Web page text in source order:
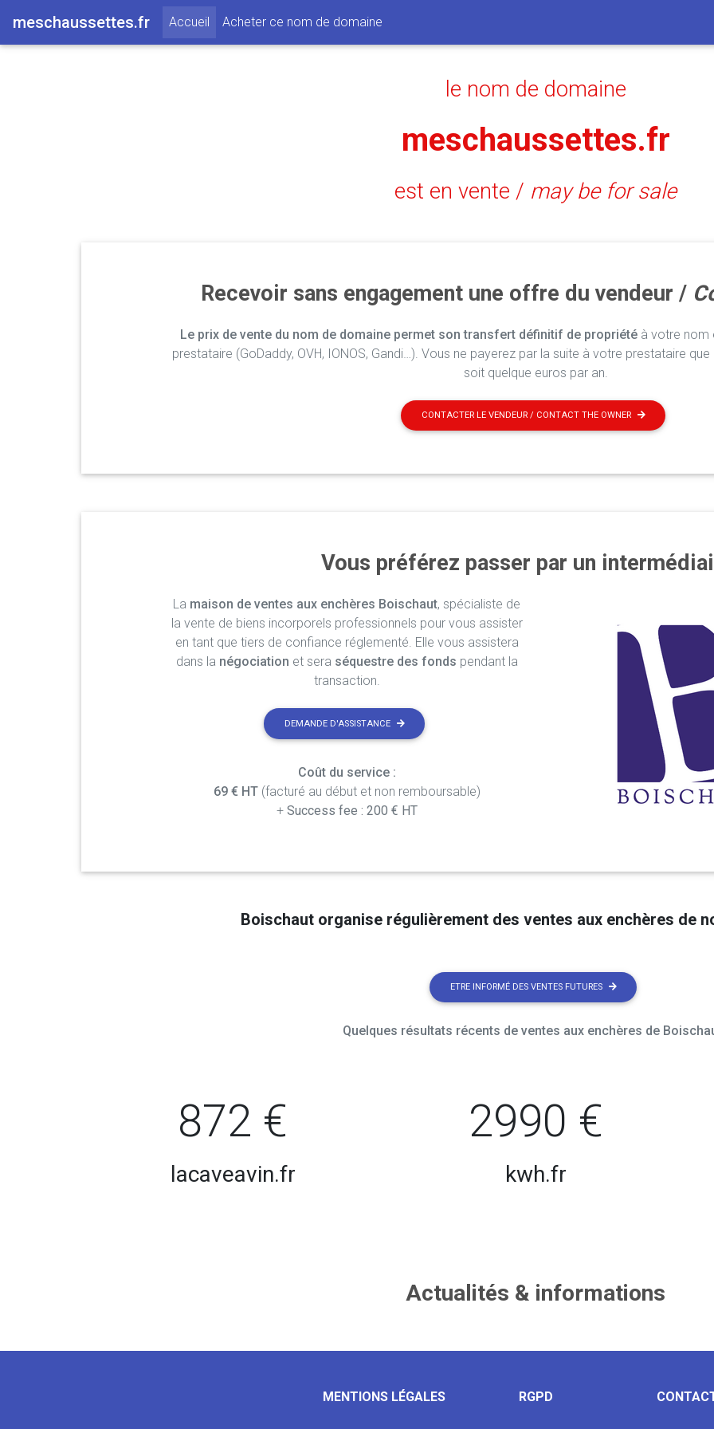
meschaussettes.fr Accueil (current)
Acheter ce nom de domaine
le nom de domaine
meschaussettes.fr
est en vente / may be for sale
Recevoir sans engagement une offre du vendeur /
Le prix de vente du nom de domaine permet son transfert définitif de propriétéà votre nom
prestataire (GoDaddy, OVH, IONOS, Gandi…). Vous ne payerez par la suite à votre prestataire
soit quelque euros par an.
CONTACTER LE VENDEUR / CONTACT THE OWNER
Vous préférez passer par un
La maison de ventes aux enchères Boischaut, spécialiste de
la vente de biens incorporels professionnels pour vous assister
en tant que tiers de confiance réglementé. Elle vous assistera
dans la négociation et sera séquestre des fonds pendant la
transaction.
DEMANDE D'ASSISTANCE
Coût du service :
69 € HT(facturé au début et non remboursable)
+ Success fee : 200 € HT
Boischaut organise régulièrement des ventes aux enchères de
ETRE INFORMÉ DES VENTES FUTURES
Quelques résultats récents de ventes aux enchères de
872 €
lacaveavin.fr
2990 €
kwh.fr
Actualités & informations
MENTIONS LÉGALES RGPD